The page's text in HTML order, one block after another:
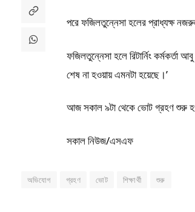
পরে ফজিলতুন্নেসা হলের প্রাধ্যক্ষ
ফজিলতুন্নেসা হলে রিটার্নিং
শেষ না হওয়ায় এমনটা হয়েছে।’
আজ সকাল ৯টা থেকে ভোট গ্রহণ শুরু
সকাল নিউজ/এসএফ
অভিযোগ গ্রহণ ভোট শিক্ষার্থী শুরু